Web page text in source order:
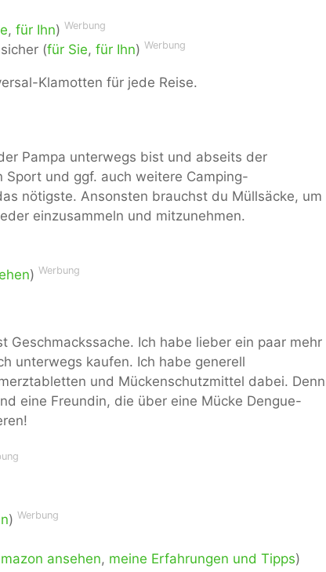
, für Ihn) Werbung
(für Sie, für Ihn) Werbung
Klamotten für jede Reise.
Pampa unterwegs bist und abseits der
und ggf. auch weitere Camping-
nötigste. Ansonsten brauchst du Müllsäcke, um
einzusammeln und mitzunehmen.
) Werbung
Geschmackssache. Ich habe lieber ein paar mehr
unterwegs kaufen. Ich habe generell
und Mückenschutzmittel dabei. Denn
eine Freundin, die über eine Mücke Dengue-
) Werbung
ansehen, meine Erfahrungen und Tipps)